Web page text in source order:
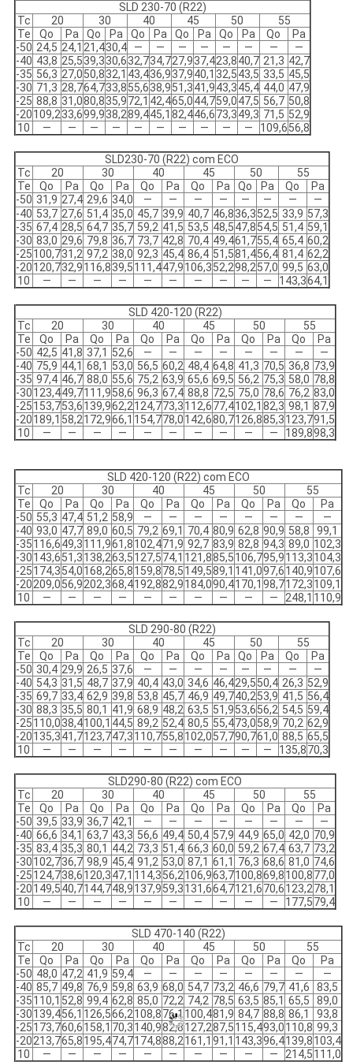
SLD 230-70 (R22)
Tc
20 30 40 45 50
55
Te
Qo Pa Qo Pa Qo Pa Qo Pa Qo Pa Qo
Pa
-50 24,5 24,1 21,430,4 — — — — — — —
—
-40 43,8 25,539,330,632,734,727,937,423,840,7 21,3 42,7
-35 56,3 27,050,832,1 43,436,937,940,1 32,543,5 33,5 45,5
-30 71,3 28,764,733,855,638,951,341,943,345,4 44,0 47,9
-25 88,8 31,080,835,972,1 42,465,044,759,047,5 56,7 50,8
-20109,233,699,938,289,445,1 82,446,673,349,3 71,5 52,9
10
— — — — — — — — — — 109,656,8
SLD230-70 (R22) com ECO
Tc
20 30 40 45 50
55
Te
Qo Pa Qo Pa Qo Pa Qo Pa Qo Pa Qo
Pa
-50 31,9 27,4 29,6 34,0 — — — — — — —
—
-40 53,7 27,6 51,4 35,0 45,7 39,9 40,7 46,836,352,5 33,9 57,3
-35 67,4 28,5 64,7 35,7 59,2 41,5 53,5 48,547,854,5 51,4 59,1
-30 83,0 29,6 79,8 36,7 73,7 42,8 70,4 49,461,755,4 65,4 60,2
-25100,731,2 97,2 38,0 92,3 45,4 86,4 51,581,456,4 81,4 62,2
-20120,732,9116,839,5111,447,9106,352,298,257,0 99,5 63,0
10
— — — — — — — — — — 143,364,1
SLD 420-120 (R22)
Tc
20 30 40 45 50
55
Te
Qo Pa Qo Pa Qo Pa Qo Pa Qo Pa Qo
Pa
-50 42,5 41,8 37,1 52,6 — — — — — — —
—
-40 75,9 44,1 68,1 53,0 56,5 60,2 48,4 64,8 41,3 70,5 36,8 73,9
-35 97,4 46,7 88,0 55,6 75,2 63,9 65,6 69,5 56,2 75,3 58,0 78,8
-30123,449,7111,958,6 96,3 67,4 88,8 72,5 75,0 78,6 76,2 83,0
-25153,753,6139,962,2124,773,3112,677,4102,1 82,3 98,1 87,9
-20189,1 58,2172,966,1 154,778,0142,680,7126,885,3123,791,5
10
— — — — — — — — — — 189,898,3
SLD 420-120 (R22) com ECO
Tc
20 30 40 45 50
55
Te
Qo Pa Qo Pa Qo Pa Qo Pa Qo Pa Qo
Pa
-50 55,3 47,4 51,2 58,9 — — — — — — —
—
-40 93,0 47,7 89,0 60,5 79,2 69,1 70,4 80,9 62,8 90,9 58,8
99,1
-35116,649,3111,961,8102,471,9 92,7 83,9 82,8 94,3 89,0 102,3
-30143,651,3138,263,5127,574,1 121,885,5106,795,9113,3104,3
-25174,354,0168,265,8159,878,5149,589,1 141,097,6140,9107,6
-20209,056,9202,368,4192,882,9184,090,4170,1 98,7172,3109,1
10
— — — — — — — — — — 248,1 110,9
SLD 290-80 (R22)
Tc
20 30 40 45 50
55
Te
Qo Pa Qo Pa Qo Pa Qo Pa Qo Pa Qo
Pa
-50 30,4 29,9 26,5 37,6 — — — — — — —
—
-40 54,3 31,5 48,7 37,9 40,4 43,0 34,6 46,429,550,4 26,3 52,9
-35 69,7 33,4 62,9 39,8 53,8 45,7 46,9 49,740,253,9 41,5 56,4
-30 88,3 35,5 80,1 41,9 68,9 48,2 63,5 51,953,656,2 54,5 59,4
-25110,038,4100,1 44,5 89,2 52,4 80,5 55,473,058,9 70,2 62,9
-20135,341,7123,747,3110,755,8102,057,790,761,0 88,5 65,5
10
— — — — — — — — — — 135,870,3
SLD290-80 (R22) com ECO
Tc
20 30 40 45 50
55
Te
Qo Pa Qo Pa Qo Pa Qo Pa Qo Pa Qo
Pa
-50 39,5 33,9 36,7 42,1 — — — — — — —
—
-40 66,6 34,1 63,7 43,3 56,6 49,4 50,4 57,9 44,9 65,0 42,0 70,9
-35 83,4 35,3 80,1 44,2 73,3 51,4 66,3 60,0 59,2 67,4 63,7 73,2
-30102,736,7 98,9 45,4 91,2 53,0 87,1 61,1 76,3 68,6 81,0 74,6
-25124,738,6120,347,1 114,356,2106,963,7100,869,8100,877,0
-20149,540,7144,748,9137,959,3131,664,7121,670,6123,278,1
10
— — — — — — — — — — 177,579,4
SLD 470-140 (R22)
Tc
20 30 40 45 50
55
Te
Qo Pa Qo Pa Qo Pa Qo Pa Qo Pa Qo
Pa
-50 48,0 47,2 41,9 59,4 — — — — — — —
—
-40 85,7 49,8 76,9 59,8 63,9 68,0 54,7 73,2 46,6 79,7 41,6
83,5
-35110,1 52,8 99,4 62,8 85,0 72,2 74,2 78,5 63,5 85,1 65,5
89,0
-30139,456,1 126,566,2108,876,1100,481,9 84,7 88,8 86,1
93,8
-25173,760,6158,1 70,3140,982,8127,287,5115,493,0110,8 99,3
-20213,765,8195,474,7174,888,2161,1 91,1 143,396,4139,8103,4
10
— — — — — — — — — — 214,5111,0